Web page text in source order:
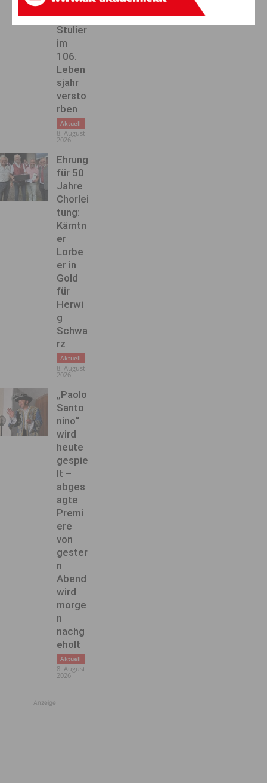
Ende:
Anna
Stulier
im
106.
Leben
sjahr
versto
rben
Aktuell
8. August
2026
Ehrung
für 50
Jahre
Chorlei
tung:
Kärntn
er
Lorbe
er in
Gold
für
Herwi
g
Schwa
rz
Aktuell
8. August
2026
„Paolo
Santo
nino“
wird
heute
gespie
lt –
abges
agte
Premi
ere
von
gester
n
Abend
wird
morge
n
nachg
eholt
Aktuell
8. August
2026
Anzeige